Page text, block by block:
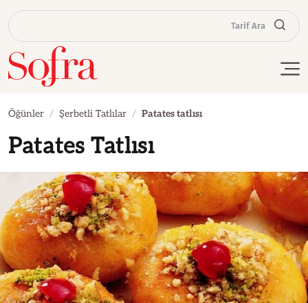
Tarif Ara
Öğünler Şerbetli Tatlılar Patates tatlısı
Patates Tatlısı